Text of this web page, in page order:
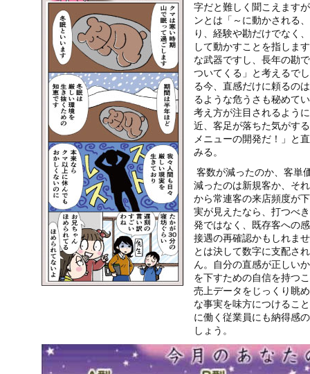
字だと難しく聞こえます
ンとは「～に動かされる
り、経験や勘だけでなく
して動かすことを指しま
な武器ですし、長年の勘
ついてくる」と考えるで
る今、直感だけに頼るの
るような危うさも秘めて
考え方が注目されるよう
近、客足が落ちた気がす
メニューの開発だ！」と
みる。
客数が減ったのか、客単
減ったのは新規客か、そ
から常連客の来店頻度が
実が見えたなら、打つべ
発ではなく、既存客への
接遇の再確認かもしれま
とは決して数字に支配さ
ん。自分の直感が正しい
を下すための自信を持つ
売上データをじっくり眺
な事実を味方につけるこ
に働く従業員にも納得感
しょう。